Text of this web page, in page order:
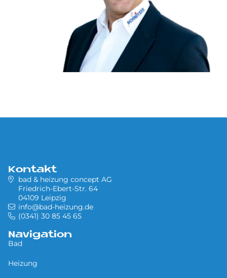
Kontakt
bad & heizung concept AG
Friedrich-Ebert-Str. 64
04109 Leipzig
info@bad-heizung.de
(0341) 30 85 45 65
Navigation
Bad
Heizung